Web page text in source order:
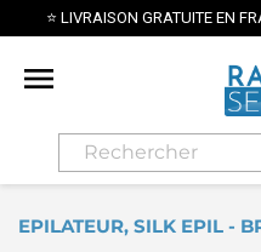
⭐ LIVRAISON GRATUITE EN

EPILATEUR, SILK EPIL -